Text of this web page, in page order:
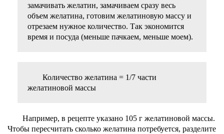
замачивать желатин, замачиваем сразу весь
объем желатина, готовим желатиновую массу и
отрезаем нужное количество. Так экономится
время и посуда (меньше пачкаем, меньше моем).
Количество желатина = 1/7 части
желатиновой массы
Например, в рецепте указано 105 г желатиновой массы.
Чтобы пересчитать сколько желатина потребуется, разделите